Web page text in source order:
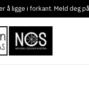
å ligge i forkant. Meld deg